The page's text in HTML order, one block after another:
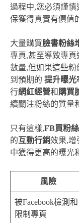
過程中,您必須謹慎
保獲得真實有價值
大量購買臉書粉絲
專頁,甚至導致專
數量,但如果這些
到預期的 提升曝光
行網紅經營和購買
續關注粉絲的質量
只有這樣,FB買粉絲
的互動行銷效果,增
中獲得更高的曝光
風險
被Facebook檢測和
限制專頁